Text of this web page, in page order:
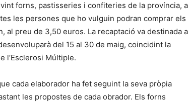
forns, pastisseries i confiteries de la província, a
les persones que ho vulguin podran comprar els
al preu de 3,50 euros. La recaptació va destinada a
del 15 al 30 de maig, coincidint la
l’Esclerosi Múltiple.
cada elaborador ha fet seguint la seva pròpia
les propostes de cada obrador. Els forns